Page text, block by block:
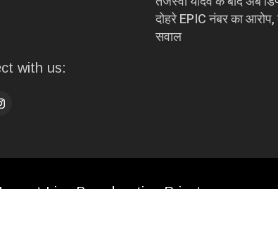
with us:
दोहरे EPIC नंबर का
सवाल
Live Broadcasting Private